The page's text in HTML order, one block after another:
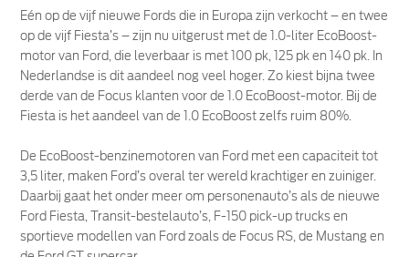
Eén op de vijf nieuwe Fords die in Europa zijn verkocht – en twee
op de vijf Fiesta’s – zijn nu uitgerust met de 1.0-liter EcoBoost-
motor van Ford, die leverbaar is met 100 pk, 125 pk en 140 pk. In
Nederlandse is dit aandeel nog veel hoger. Zo kiest bijna twee
derde van de Focus klanten voor de 1.0 EcoBoost-motor. Bij de
Fiesta is het aandeel van de 1.0 EcoBoost zelfs ruim 80%.
De EcoBoost-benzinemotoren van Ford met een capaciteit tot
3,5 liter, maken Ford’s overal ter wereld krachtiger en zuiniger.
Daarbij gaat het onder meer om personenauto’s als de nieuwe
Ford Fiesta, Transit-bestelauto’s, F-150 pick-up trucks en
sportieve modellen van Ford zoals de Focus RS, de Mustang en